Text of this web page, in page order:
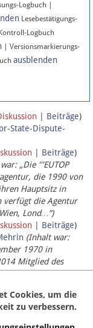
Logbuch |
Lesebestätigungs-
Logbuch
| Versionsmarkierungs-
ausblenden
Beiträge)
State-Dispute-
Beiträge)
„Die '''EUTOP
die 1990 von
Hauptsitz in
verfügt die Agentur
Lond…“)
Beiträge)
(Inhalt war:
1970 in
Mitglied des
2014 ist sie für
Cookies, um die
zu verbessern.